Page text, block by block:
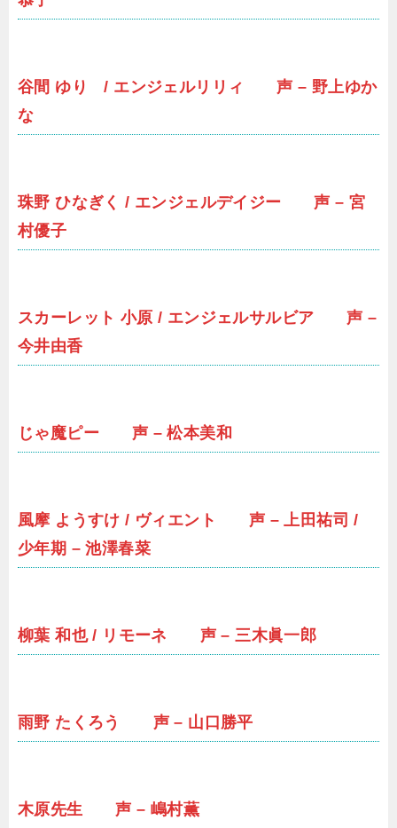
谷間 ゆり / エンジェルリリィ 声 – 野上ゆか
な
珠野 ひなぎく / エンジェルデイジー 声 – 宮
村優子
スカーレット 小原 / エンジェルサルビア 声 –
今井由香
じゃ魔ピー 声 – 松本美和
風摩 ようすけ / ヴィエント 声 – 上田祐司 /
少年期 – 池澤春菜
柳葉 和也 / リモーネ 声 – 三木眞一郎
雨野 たくろう 声 – 山口勝平
木原先生 声 – 嶋村薫